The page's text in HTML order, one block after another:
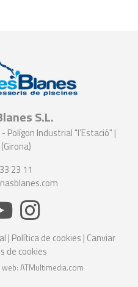
S.L.
Polígon Industrial "l'Estació" |
(Girona)
23 11
| Política de cookies | Canviar
de cookies
ATMultimedia.com